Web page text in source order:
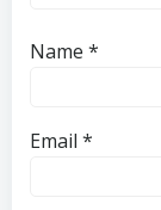
Name *
Email *